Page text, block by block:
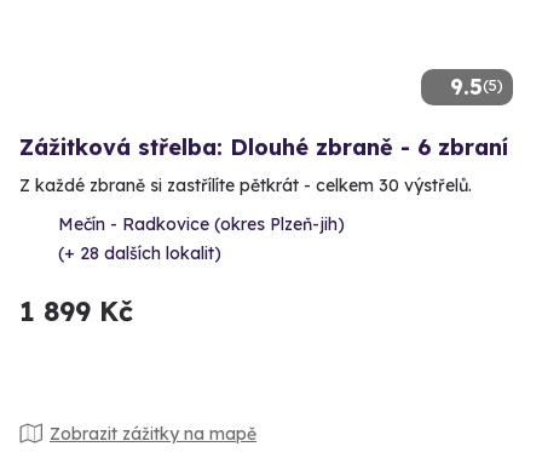
9.5(5)
Zážitková střelba: Dlouhé zbraně - 6 zbraní
Z každé zbraně si zastřílíte pětkrát - celkem 30 výstřelů.
Mečín - Radkovice (okres Plzeň-jih)
(+ 28 dalších lokalit)
1 899 Kč
Zobrazit zážitky na mapě